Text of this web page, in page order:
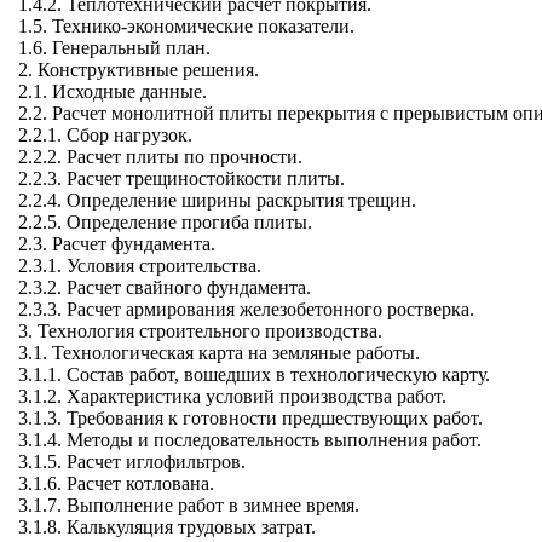
1.4.2. Теплотехнический расчет покрытия.
1.5. Технико-экономические показатели.
1.6. Генеральный план.
2. Конструктивные решения.
2.1. Исходные данные.
2.2. Расчет монолитной плиты перекрытия с прерывистым
2.2.1. Сбор нагрузок.
2.2.2. Расчет плиты по прочности.
2.2.3. Расчет трещиностойкости плиты.
2.2.4. Определение ширины раскрытия трещин.
2.2.5. Определение прогиба плиты.
2.3. Расчет фундамента.
2.3.1. Условия строительства.
2.3.2. Расчет свайного фундамента.
2.3.3. Расчет армирования железобетонного ростверка.
3. Технология строительного производства.
3.1. Технологическая карта на земляные работы.
3.1.1. Состав работ, вошедших в технологическую карту.
3.1.2. Характеристика условий производства работ.
3.1.3. Требования к готовности предшествующих работ.
3.1.4. Методы и последовательность выполнения работ.
3.1.5. Расчет иглофильтров.
3.1.6. Расчет котлована.
3.1.7. Выполнение работ в зимнее время.
3.1.8. Калькуляция трудовых затрат.